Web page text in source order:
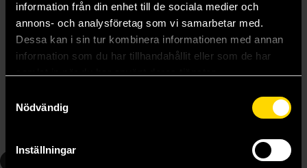
information från din enhet till de sociala medier och
annons- och analysföretag som vi samarbetar med.
Dessa kan i sin tur kombinera informationen med annan
information som du har tillhandahållit eller som de har
Nödvändig
Inställningar
Exploring Azeroth - Kalimdor
Christie Golden
Längre leveranstid
Alex Acks